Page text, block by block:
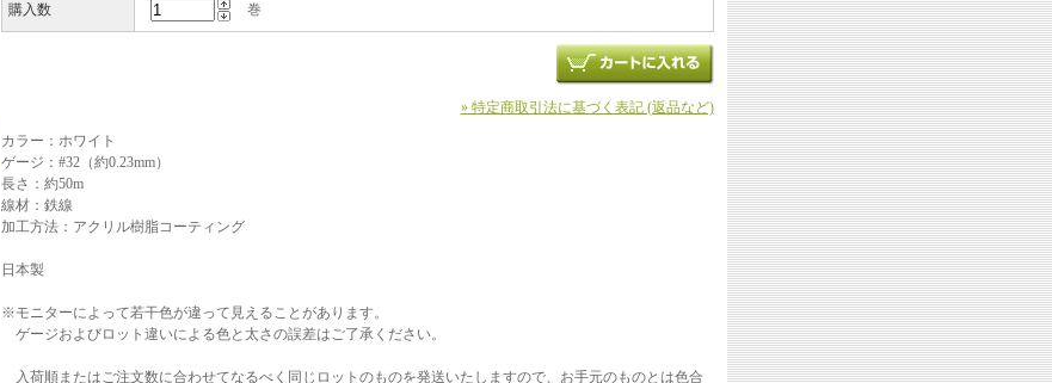
購入数 巻
» 特定商取引法に基づく表記 (返品など)
カラー：ホワイト
ゲージ：#32（約0.23mm）
長さ：約50m
線材：鉄線
加工方法：アクリル樹脂コーティング
日本製
※モニターによって若干色が違って見えることがあります。
ゲージおよびロット違いによる色と太さの誤差はご了承ください。
入荷順またはご注文数に合わせてなるべく同じロットのものを発送いたしますので、お手元のものとは色合